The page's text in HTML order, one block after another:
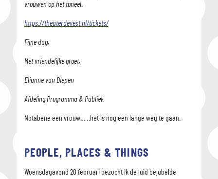
vrouwen op het toneel.
https://theaterdevest.nl/tickets/
Fijne dag,
Met vriendelijke groet,
Elianne van Diepen
Afdeling Programma & Publiek
Notabene een vrouw……het is nog een lange weg te gaan.
PEOPLE, PLACES & THINGS
Woensdagavond 20 februari bezocht ik de luid bejubelde